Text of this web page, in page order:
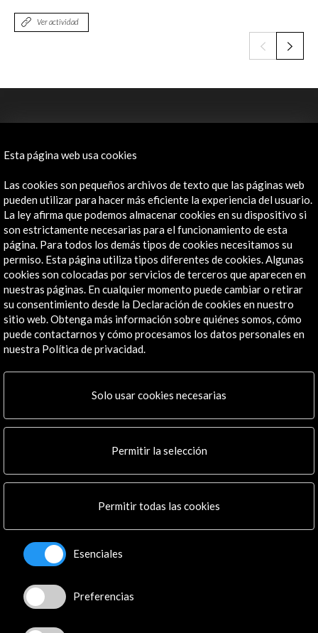
Ver actividad
ALERTAS
AC/E
Contacta
info@accioncultural.es
+34 91 700 4000
José Abascal, 4 - 4º
28003 Madrid, España
Canales de contacto
Explora
Institucional
Programa PICE
Residencias
Mapa Web
Boletín digital
Conecta
Esta página web usa cookies
Las cookies son pequeños archivos de texto que las páginas web
pueden utilizar para hacer más eficiente la experiencia del usuario.
La ley afirma que podemos almacenar cookies en su dispositivo si
son estrictamente necesarias para el funcionamiento de esta
página. Para todos los demás tipos de cookies necesitamos su
permiso. Esta página utiliza tipos diferentes de cookies. Algunas
cookies son colocadas por servicios de terceros que aparecen en
nuestras páginas. En cualquier momento puede cambiar o retirar
su consentimiento desde la Declaración de cookies en nuestro
sitio web. Obtenga más información sobre quiénes somos, cómo
puede contactarnos y cómo procesamos los datos personales en
nuestra Política de privacidad.
Solo usar cookies necesarias
Permitir la selección
Permitir todas las cookies
Esenciales
Preferencias